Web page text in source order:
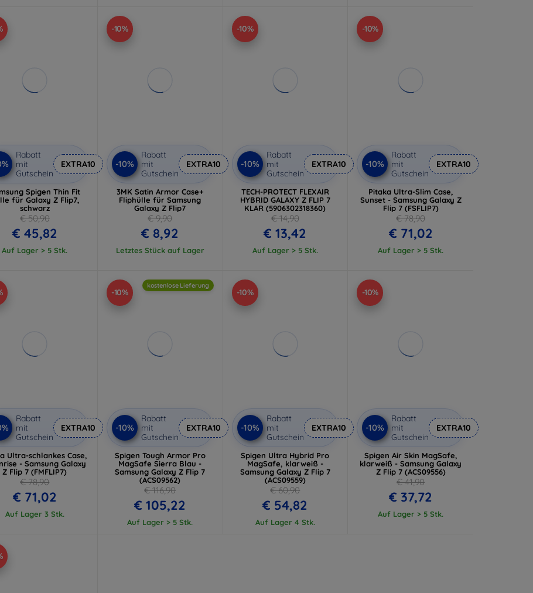
Rabatt
mit
Gutschein
EXTRA10
Spigen Thin Fit
für Galaxy Z Flip7,
schwarz
€ 50,90
€ 45,82
Auf Lager > 5 Stk.
-10%
-10%
Rabatt
mit
Gutschein
EXTRA10
3MK Satin Armor Case+
Fliphülle für Samsung
Galaxy Z Flip7
€ 9,90
€ 8,92
Letztes Stück auf Lager
-10%
-10%
Rabatt
mit
Gutschein
EXTRA10
TECH-PROTECT FLEXAIR
HYBRID GALAXY Z FLIP 7
KLAR (5906302318360)
€ 14,90
€ 13,42
Auf Lager > 5 Stk.
-10%
-10%
Rabatt
mit
Gutschein
EXTRA10
Pitaka Ultra-Slim Case,
Sunset - Samsung Galaxy Z
Flip 7 (FSFLIP7)
€ 78,90
€ 71,02
Auf Lager > 5 Stk.
Rabatt
mit
Gutschein
EXTRA10
Ultra-schlankes Case,
- Samsung Galaxy
Z Flip 7 (FMFLIP7)
€ 78,90
€ 71,02
Auf Lager 3 Stk.
-10%
kostenlose Lieferung
-10%
Rabatt
mit
Gutschein
EXTRA10
Spigen Tough Armor Pro
MagSafe Sierra Blau -
Samsung Galaxy Z Flip 7
(ACS09562)
€ 116,90
€ 105,22
Auf Lager > 5 Stk.
-10%
-10%
Rabatt
mit
Gutschein
EXTRA10
Spigen Ultra Hybrid Pro
MagSafe, klarweiß -
Samsung Galaxy Z Flip 7
(ACS09559)
€ 60,90
€ 54,82
Auf Lager 4 Stk.
-10%
-10%
Rabatt
mit
Gutschein
EXTRA10
Spigen Air Skin MagSafe,
klarweiß - Samsung Galaxy
Z Flip 7 (ACS09556)
€ 41,90
€ 37,72
Auf Lager > 5 Stk.